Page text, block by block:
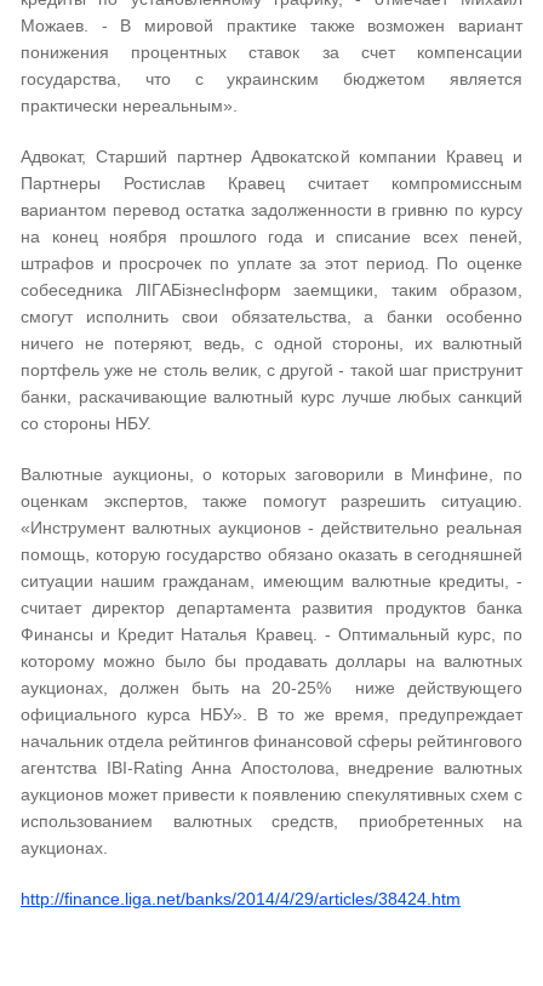
Можаев. - В мировой практике также возможен вариант
понижения процентных ставок за счет компенсации
государства, что с украинским бюджетом является
практически нереальным».
Адвокат, Старший партнер Адвокатской компании Кравец и
Партнеры Ростислав Кравец считает компромиссным
вариантом перевод остатка задолженности в гривню по курсу
на конец ноября прошлого года и списание всех пеней,
штрафов и просрочек по уплате за этот период. По оценке
собеседника ЛІГАБізнесІнформ заемщики, таким образом,
смогут исполнить свои обязательства, а банки особенно
ничего не потеряют, ведь, с одной стороны, их валютный
портфель уже не столь велик, с другой - такой шаг приструнит
банки, раскачивающие валютный курс лучше любых санкций
со стороны НБУ.
Валютные аукционы, о которых заговорили в Минфине, по
оценкам экспертов, также помогут разрешить ситуацию.
«Инструмент валютных аукционов - действительно реальная
помощь, которую государство обязано оказать в сегодняшней
ситуации нашим гражданам, имеющим валютные кредиты, -
считает директор департамента развития продуктов банка
Финансы и Кредит Наталья Кравец. - Оптимальный курс, по
которому можно было бы продавать доллары на валютных
аукционах, должен быть на 20-25% ниже действующего
официального курса НБУ». В то же время, предупреждает
начальник отдела рейтингов финансовой сферы рейтингового
агентства IBI-Rating Анна Апостолова, внедрение валютных
аукционов может привести к появлению спекулятивных схем с
использованием валютных средств, приобретенных на
аукционах.
http://finance.liga.net/banks/2014/4/29/articles/38424.htm